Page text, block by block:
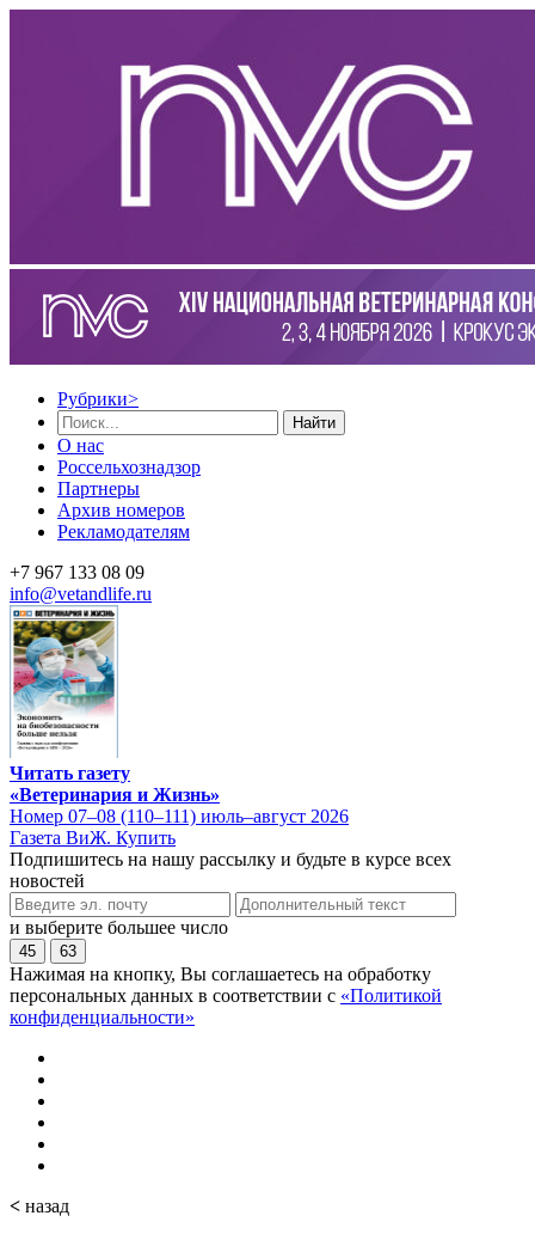
Рубрики>
Найти
О нас
Россельхознадзор
Партнеры
Архив номеров
Рекламодателям
+7 967 133 08 09
info@vetandlife.ru
Читать газету
«Ветеринария и Жизнь»
Номер 07–08 (110–111) июль–август 2026
Газета ВиЖ. Купить
Подпишитесь на нашу рассылку и будьте в курсе всех
новостей
и выберите большее число
45 63
Нажимая на кнопку, Вы соглашаетесь на обработку
персональных данных в соответствии с «Политикой
конфиденциальности»
< назад